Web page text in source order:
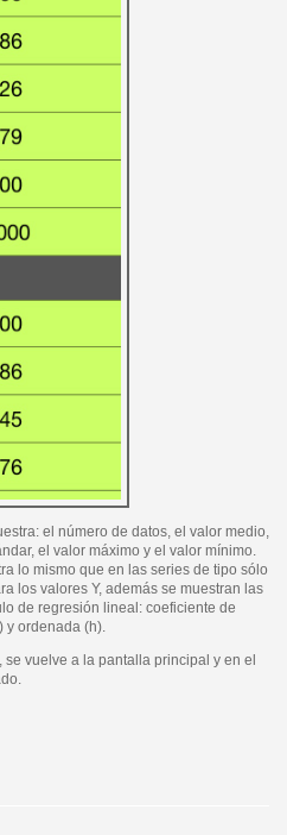
el número de datos, el valor medio,
el valor máximo y el valor mínimo.
lo mismo que en las series de tipo sólo
los valores Y, además se muestran las
de regresión lineal: coeficiente de
y ordenada (h).
vuelve a la pantalla principal y en el